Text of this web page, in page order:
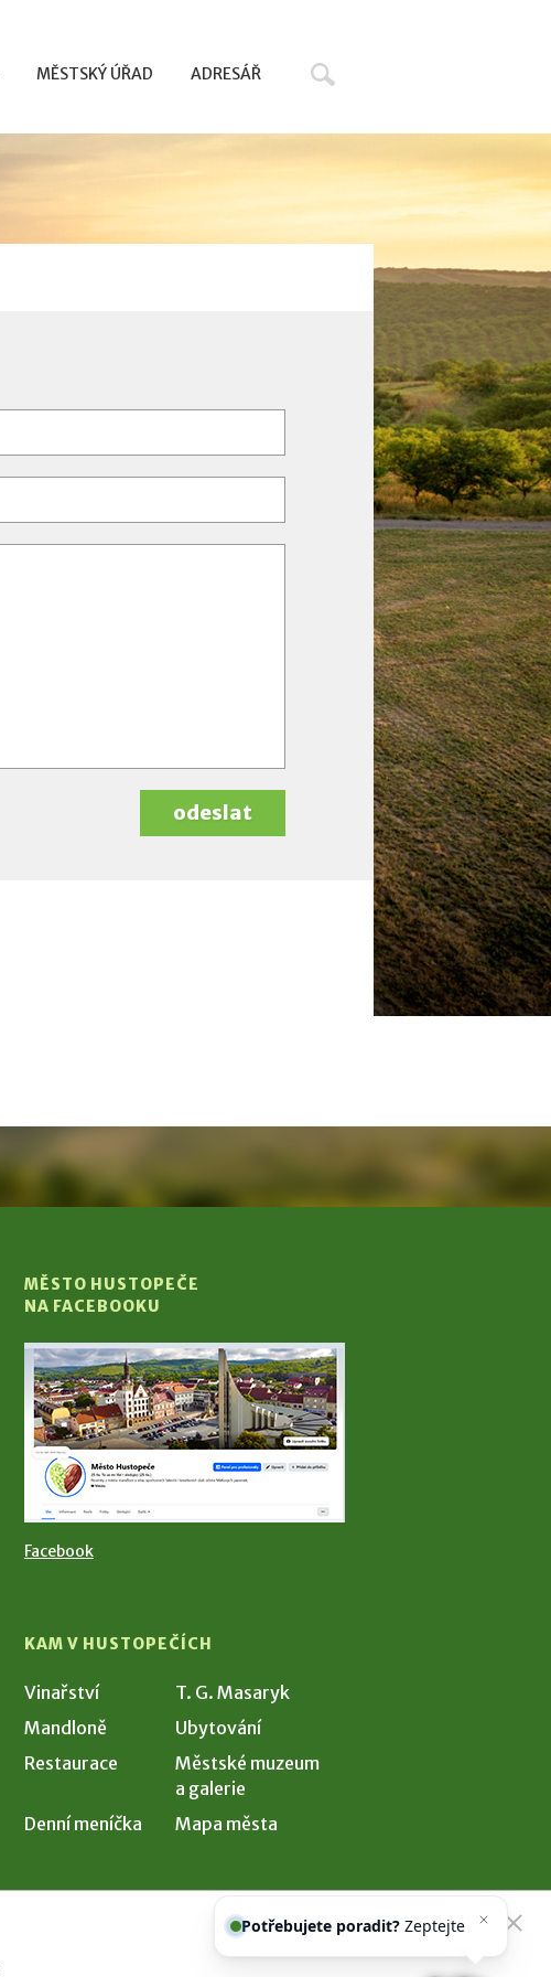
MĚSTSKÝ ÚŘAD ADRESÁŘ
odeslat
MĚSTO HUSTOPEČE
NA FACEBOOKU
Facebook
KAM V HUSTOPEČÍCH
Vinařství
T. G. Masaryk
Mandloně
Ubytování
Restaurace
Městské muzeum
a galerie
Denní meníčka
Mapa města
našeho asistentaC